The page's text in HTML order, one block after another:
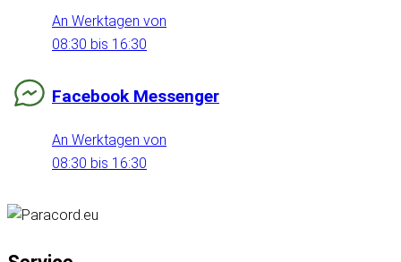
An Werktagen von
08:30 bis 16:30
Facebook Messenger
An Werktagen von
08:30 bis 16:30